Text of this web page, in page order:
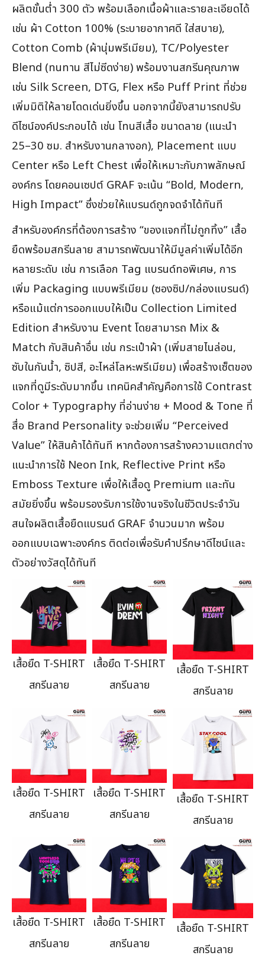
ผลิตขั้นต่ำ 300 ตัว พร้อมเลือกเนื้อผ้าและรายละเอียดได้
เช่น ผ้า Cotton 100% (ระบายอากาศดี ใส่สบาย),
Cotton Comb (ผ้านุ่มพรีเมียม), TC/Polyester
Blend (ทนทาน สีไม่ซีดง่าย) พร้อมงานสกรีนคุณภาพ
เช่น Silk Screen, DTG, Flex หรือ Puff Print ที่ช่วย
เพิ่มมิติให้ลายโดดเด่นยิ่งขึ้น นอกจากนี้ยังสามารถปรับ
ดีไซน์องค์ประกอบได้ เช่น โทนสีเสื้อ ขนาดลาย (แนะนำ
25–30 ซม. สำหรับงานกลางอก), Placement แบบ
Center หรือ Left Chest เพื่อให้เหมาะกับภาพลักษณ์
องค์กร โดยคอนเซปต์ GRAF จะเน้น “Bold, Modern,
High Impact” ซึ่งช่วยให้แบรนด์ถูกจดจำได้ทันที
สำหรับองค์กรที่ต้องการสร้าง “ของแจกที่ไม่ถูกทิ้ง” เสื้อ
ยืดพร้อมสกรีนลาย สามารถพัฒนาให้มีมูลค่าเพิ่มได้อีก
หลายระดับ เช่น การเลือก Tag แบรนด์ทอพิเศษ, การ
เพิ่ม Packaging แบบพรีเมียม (ซองซิป/กล่องแบรนด์)
หรือแม้แต่การออกแบบให้เป็น Collection Limited
Edition สำหรับงาน Event โดยสามารถ Mix &
Match กับสินค้าอื่น เช่น กระเป๋าผ้า (เพิ่มสายไนล่อน,
ซับในกันน้ำ, ซิปสี, อะไหล่โลหะพรีเมียม) เพื่อสร้างเซ็ตของ
แจกที่ดูมีระดับมากขึ้น เทคนิคสำคัญคือการใช้ Contrast
Color + Typography ที่อ่านง่าย + Mood & Tone ที่
สื่อ Brand Personality จะช่วยเพิ่ม “Perceived
Value” ให้สินค้าได้ทันที หากต้องการสร้างความแตกต่าง
แนะนำการใช้ Neon Ink, Reflective Print หรือ
Emboss Texture เพื่อให้เสื้อดู Premium และทัน
สมัยยิ่งขึ้น พร้อมรองรับการใช้งานจริงในชีวิตประจำวัน
สนใจผลิตเสื้อยืดแบรนด์ GRAF จำนวนมาก พร้อม
ออกแบบเฉพาะองค์กร ติดต่อเพื่อรับคำปรึกษาดีไซน์และ
ตัวอย่างวัสดุได้ทันที
เสื้อยืด T-SHIRT
สกรีนลาย
เสื้อยืด T-SHIRT
สกรีนลาย
เสื้อยืด T-SHIRT
สกรีนลาย
เสื้อยืด T-SHIRT
สกรีนลาย
เสื้อยืด T-SHIRT
สกรีนลาย
เสื้อยืด T-SHIRT
สกรีนลาย
เสื้อยืด T-SHIRT
สกรีนลาย
เสื้อยืด T-SHIRT
สกรีนลาย
เสื้อยืด T-SHIRT
สกรีนลาย